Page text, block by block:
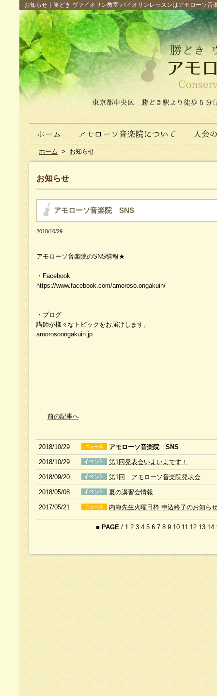
お知らせ｜勝どき ヴァイオリン教室 バイオリンレッスンはアモローソ
ホーム > お知らせ
お知らせ
アモローソ音楽院 SNS
2018/10/29
アモローソ音楽院のSNS情報★
・Facebook
https://www.facebook.com/amoroso.ongakuin/
・ブログ
講師が様々なトピックをお届けします。
amorosoongakuin.jp
前の記事へ
2018/10/29 アモローソ音楽院 SNS
2018/10/29 第1回発表会いよいよです！
2018/09/20 第1回 アモローソ音楽院発表会
2018/05/08 夏の講習会情報
2017/05/21 内海先生火曜日枠 申込終了のお知ら
■ PAGE / 1 2 3 4 5 6 7 8 9 10 11 12 13 14